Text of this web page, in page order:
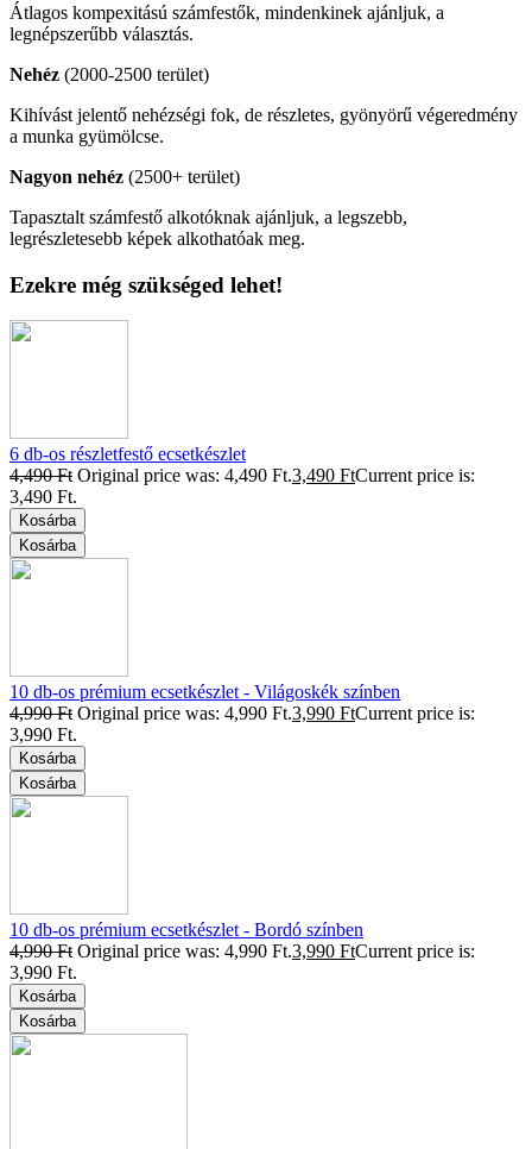
Átlagos kompexitású számfestők, mindenkinek ajánljuk, a
legnépszerűbb választás.
Nehéz (2000-2500 terület)
Kihívást jelentő nehézségi fok, de részletes, gyönyörű végeredmény
a munka gyümölcse.
Nagyon nehéz (2500+ terület)
Tapasztalt számfestő alkotóknak ajánljuk, a legszebb,
legrészletesebb képek alkothatóak meg.
Ezekre még szükséged lehet!
6 db-os részletfestő ecsetkészlet
4,490Ft Original price was: 4,490 Ft.3,490 FtCurrent price is:
3,490 Ft.
Kosárba
Kosárba
10 db-os prémium ecsetkészlet - Világoskék színben
4,990Ft Original price was: 4,990 Ft.3,990 FtCurrent price is:
3,990 Ft.
Kosárba
Kosárba
10 db-os prémium ecsetkészlet - Bordó színben
4,990Ft Original price was: 4,990 Ft.3,990 FtCurrent price is:
3,990 Ft.
Kosárba
Kosárba